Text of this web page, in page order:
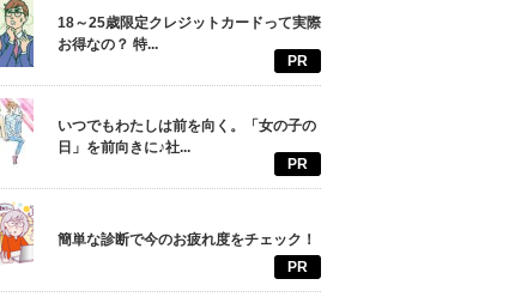
18～25歳限定クレジットカードって実際
お得なの？ 特...
PR
いつでもわたしは前を向く。「女の子の
日」を前向きに♪社...
PR
簡単な診断で今のお疲れ度をチェック！
PR